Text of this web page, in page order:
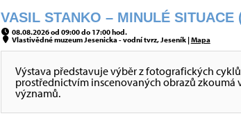
VASIL STANKO – MINULÉ SITUACE
08.08.2026 od 09:00 do 17:00 hod.
Vlastivědné muzeum Jesenicka - vodní tvrz, Jeseník |Mapa
Výstava představuje výběr z fotografických
prostřednictvím inscenovaných obrazů zkoumá
významů.